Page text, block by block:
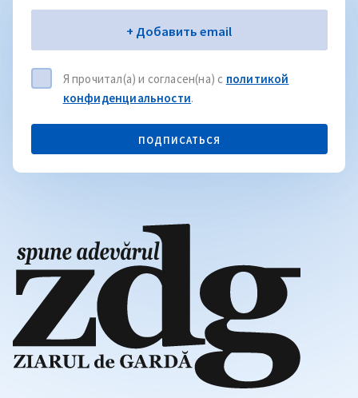
Электронная почта+ Добавить email
Я прочитал(а) и согласен(на) с политикой
конфиденциальности.
ПОДПИСАТЬСЯ